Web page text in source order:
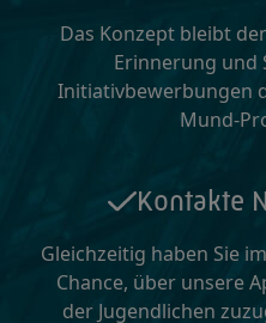
Das Konzept bleibt
Erinnerung und
Initiativbewerbungen
Mund-
Kontakte
Gleichzeitig haben Sie
Chance, über unsere
der Jugendlichen